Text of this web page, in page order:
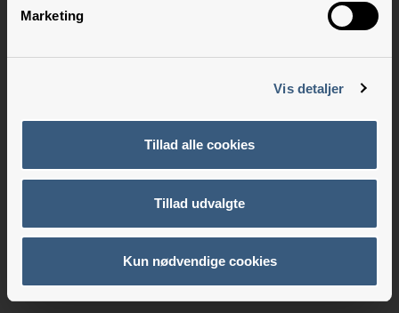
Marketing
Vis detaljer
Tillad alle cookies
Tillad udvalgte
Kun nødvendige cookies